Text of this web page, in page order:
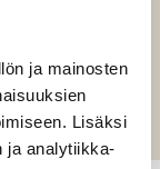
ja mainosten
Lisäksi
ja analytiikka-